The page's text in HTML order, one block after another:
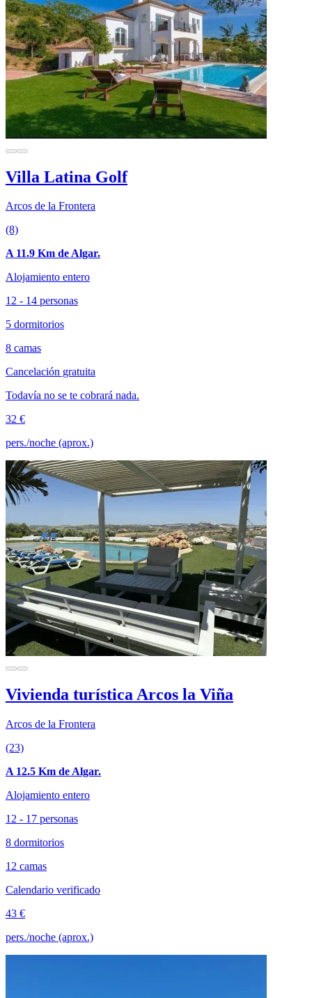
Villa Latina Golf
Arcos de la Frontera
(8)
A 11.9 Km de Algar.
Alojamiento entero
12 - 14 personas
5 dormitorios
8 camas
Cancelación gratuita
Todavía no se te cobrará nada.
32 €
pers./noche (aprox.)
Vivienda turística Arcos la Viña
Arcos de la Frontera
(23)
A 12.5 Km de Algar.
Alojamiento entero
12 - 17 personas
8 dormitorios
12 camas
Calendario verificado
43 €
pers./noche (aprox.)